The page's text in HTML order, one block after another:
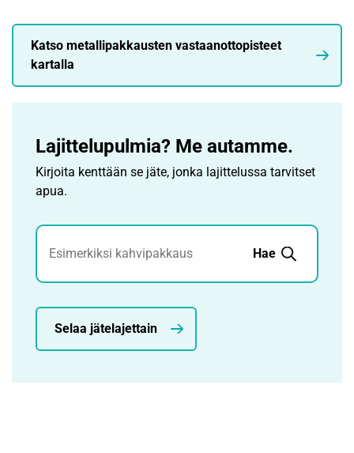
Katso metallipakkausten vastaanottopisteet
kartalla
Lajittelupulmia? Me autamme.
Kirjoita kenttään se jäte, jonka lajittelussa tarvitset
apua.
Jätehaku
Hae
Selaa jätelajettain